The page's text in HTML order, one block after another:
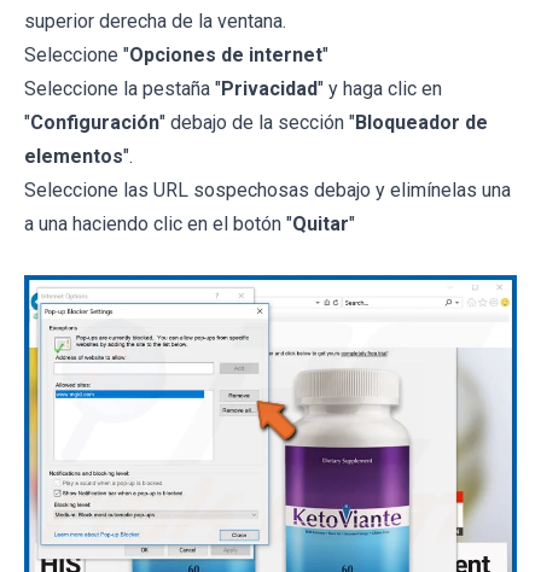
superior derecha de la ventana.
Seleccione "Opciones de internet"
Seleccione la pestaña "Privacidad" y haga clic en
"Configuración" debajo de la sección "Bloqueador de
elementos".
Seleccione las URL sospechosas debajo y elimínelas una
a una haciendo clic en el botón "Quitar"